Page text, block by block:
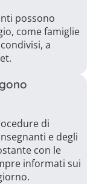
possono
come famiglie
a
di
e degli
con le
informati sui